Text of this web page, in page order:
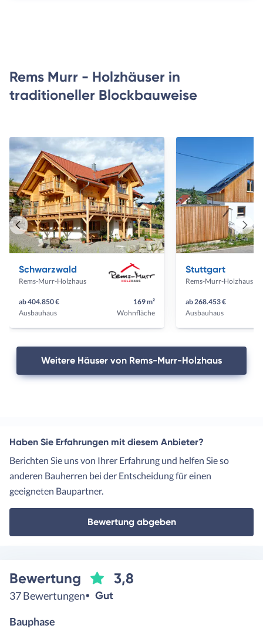
Rems Murr - Holzhäuser in
traditioneller Blockbauweise
Schwarzwald
Rems-Murr-Holzhaus
ab 404.850 €
Ausbauhaus
169 m²
Wohnfläche
Stuttgart
Rems-Murr-Holzhaus
ab 268.453 €
Ausbauhaus
Vorheriges
Haus
Haus
Weitere Häuser von Rems-Murr-Holzhaus
Haben Sie Erfahrungen mit diesem Anbieter?
Berichten Sie uns von Ihrer Erfahrung und helfen Sie so
anderen Bauherren bei der Entscheidung für einen
geeigneten Baupartner.
Bewertung abgeben
Bewertung 3,8
37 Bewertungen
Gut
Bauphase